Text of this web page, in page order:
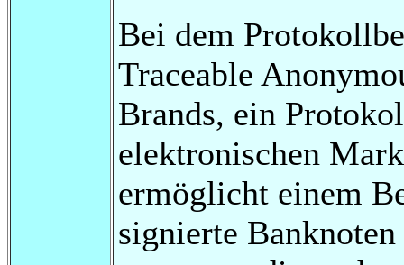
Bei dem
Traceable
Brands, ein
elektronischen
ermöglicht einem
signierte